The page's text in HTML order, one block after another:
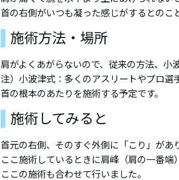
首の右側がいつも凝った感じがするとのこ
施術方法・場所
肩がよくあがらないので、従来の方法、小
注）小波津式：多くのアスリートやプロ選
首の根本のあたりを施術する予定です。
施術してみると
首元の右側、そのすぐ外側に「こり」があ
ここ施術しているときに肩峰（肩の一番端
ここの施術も合わせて行いました。